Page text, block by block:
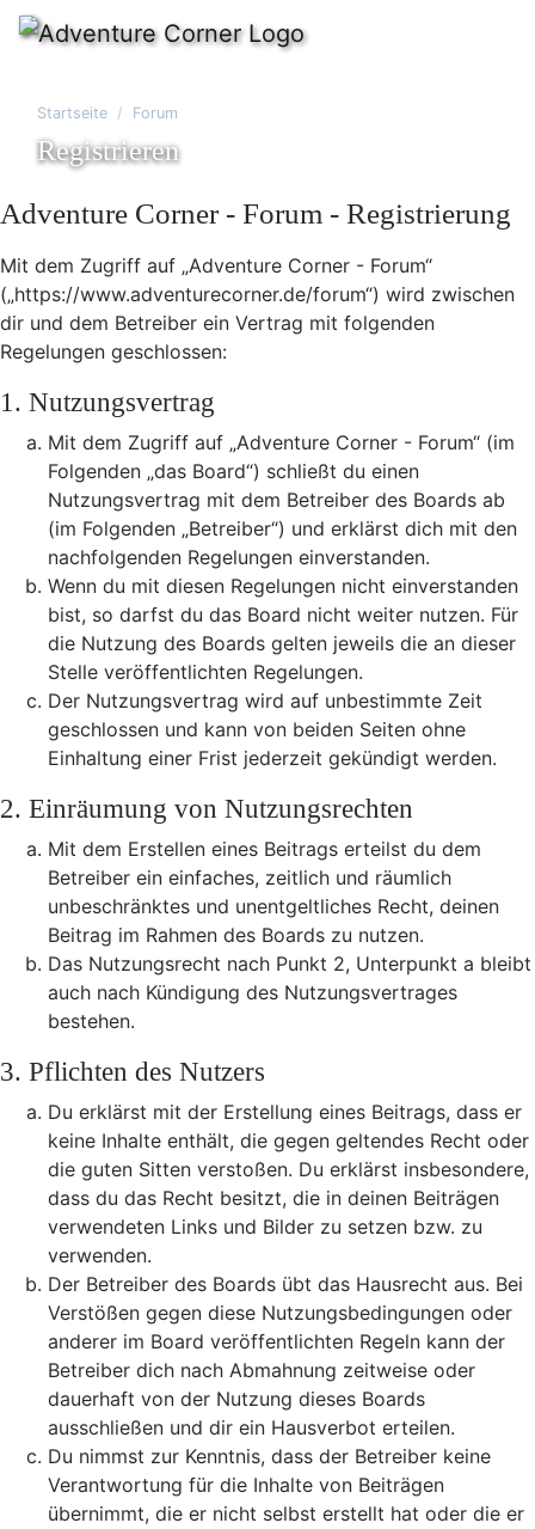
Startseite Forum
Registrieren
Adventure Corner - Forum - Registrierung
Mit dem Zugriff auf „Adventure Corner - Forum“
(„https://www.adventurecorner.de/forum“) wird zwischen
dir und dem Betreiber ein Vertrag mit folgenden
Regelungen geschlossen:
1. Nutzungsvertrag
Mit dem Zugriff auf „Adventure Corner - Forum“ (im
Folgenden „das Board“) schließt du einen
Nutzungsvertrag mit dem Betreiber des Boards ab
(im Folgenden „Betreiber“) und erklärst dich mit den
nachfolgenden Regelungen einverstanden.
Wenn du mit diesen Regelungen nicht einverstanden
bist, so darfst du das Board nicht weiter nutzen. Für
die Nutzung des Boards gelten jeweils die an dieser
Stelle veröffentlichten Regelungen.
Der Nutzungsvertrag wird auf unbestimmte Zeit
geschlossen und kann von beiden Seiten ohne
Einhaltung einer Frist jederzeit gekündigt werden.
2. Einräumung von Nutzungsrechten
Mit dem Erstellen eines Beitrags erteilst du dem
Betreiber ein einfaches, zeitlich und räumlich
unbeschränktes und unentgeltliches Recht, deinen
Beitrag im Rahmen des Boards zu nutzen.
Das Nutzungsrecht nach Punkt 2, Unterpunkt a bleibt
auch nach Kündigung des Nutzungsvertrages
bestehen.
3. Pflichten des Nutzers
Du erklärst mit der Erstellung eines Beitrags, dass er
keine Inhalte enthält, die gegen geltendes Recht oder
die guten Sitten verstoßen. Du erklärst insbesondere,
dass du das Recht besitzt, die in deinen Beiträgen
verwendeten Links und Bilder zu setzen bzw. zu
verwenden.
Der Betreiber des Boards übt das Hausrecht aus. Bei
Verstößen gegen diese Nutzungsbedingungen oder
anderer im Board veröffentlichten Regeln kann der
Betreiber dich nach Abmahnung zeitweise oder
dauerhaft von der Nutzung dieses Boards
ausschließen und dir ein Hausverbot erteilen.
Du nimmst zur Kenntnis, dass der Betreiber keine
Verantwortung für die Inhalte von Beiträgen
übernimmt, die er nicht selbst erstellt hat oder die er